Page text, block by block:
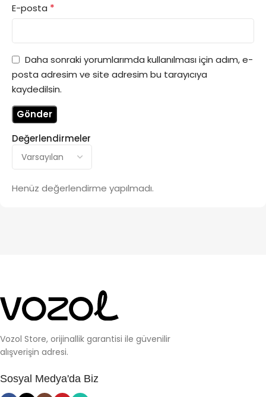
Değerlendirmeler
Henüz değerlendirme yapılmadı.
E-posta *
Daha sonraki yorumlarımda kullanılması için adım, e-
posta adresim ve site adresim bu tarayıcıya
kaydedilsin.
Vozol Store, orijinallik garantisi ile güvenilir
alışverişin adresi.
Sosyal Medya'da Biz